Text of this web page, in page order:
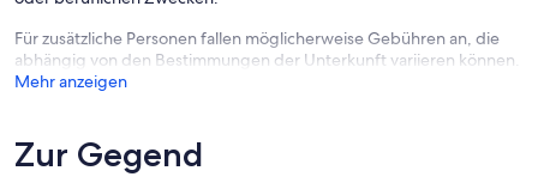
Für zusätzliche Personen fallen möglicherweise Gebühren an, die
abhängig von den Bestimmungen der Unterkunft variieren können.
Mehr anzeigen
Zur Gegend